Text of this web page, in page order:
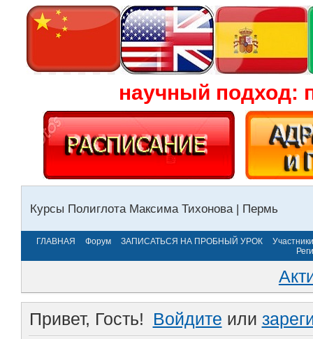
научный подход:
Курсы Полиглота Максима Тихонова | Пермь
ГЛАВНАЯ Форум ЗАПИСАТЬСЯ НА ПРОБНЫЙ УРОК
Участники
Привет, Гость! Войдите или